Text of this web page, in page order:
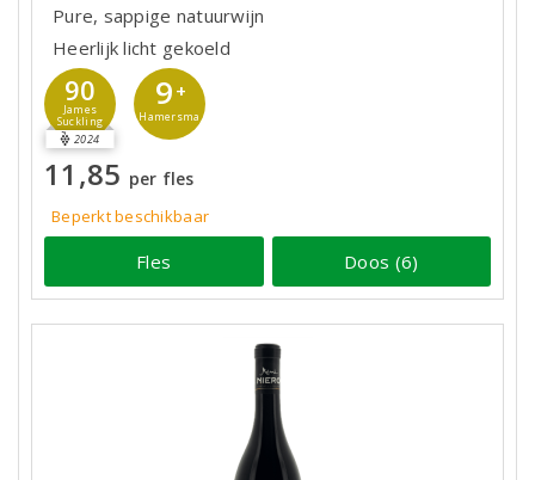
Pure, sappige natuurwijn
Heerlijk licht gekoeld
90
James
Suckling
2024
9 +
Hamersma
11,85 per fles
Beperkt beschikbaar
Fles Doos (6)